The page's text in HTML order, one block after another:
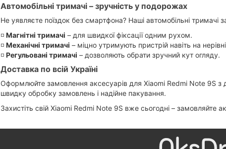
Автомобільні тримачі – зручність у подорожах
Не уявляєте поїздок без смартфона? Наші автомобільні тримачі
◽️ Магнітні тримачі – для швидкої фіксації одним рухом.
◽️ Механічні тримачі – міцно утримують пристрій навіть на
◽️ Регульовані тримачі – дозволяють обрати зручний кут огляду.
Доставка по всій Україні
Оформлюйте замовлення аксесуарів для Xiaomi Redmi Note 9S з
швидку обробку замовлень і надійне пакування.
Захистіть свій Xiaomi Redmi Note 9S вже сьогодні – замовляйте